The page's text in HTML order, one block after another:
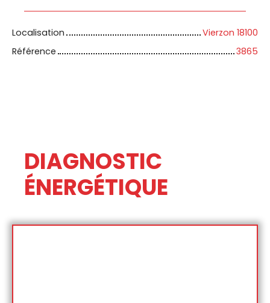
Localisation
Vierzon 18100
Référence
3865
DIAGNOSTIC
ÉNERGÉTIQUE